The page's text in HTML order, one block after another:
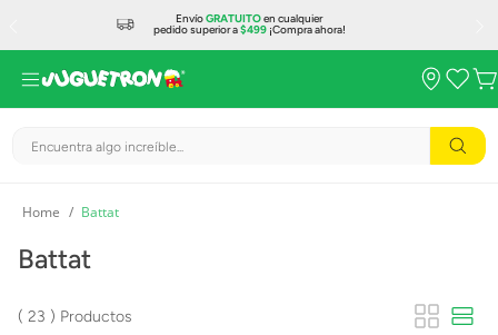
EnvíoGRATUITOen cualquier
pedido superior a$499¡Compra ahora!
Encuentra algo increíble...
Battat
Battat
23 Productos